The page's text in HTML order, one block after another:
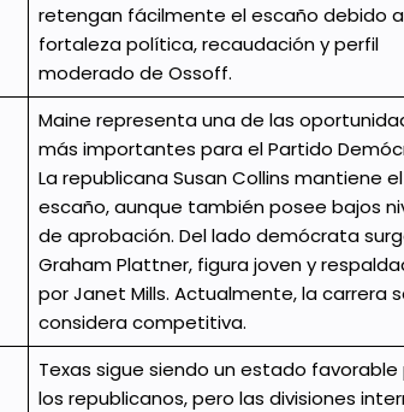
retengan fácilmente el escaño debido
fortaleza política, recaudación y perfil
moderado de Ossoff.
Maine representa una de las
más importantes para el Partido
La republicana Susan Collins mantiene el
escaño, aunque también posee bajos
de aprobación. Del lado demócrata
Graham Plattner, figura joven y
por Janet Mills. Actualmente, la carrera
considera competitiva.
Texas sigue siendo un estado favorable
los republicanos, pero las divisiones